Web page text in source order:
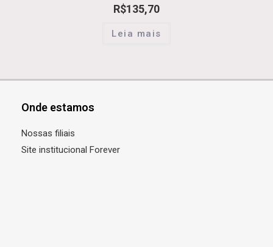
R$135,70
Leia mais
Onde estamos
Nossas filiais
Site institucional Forever